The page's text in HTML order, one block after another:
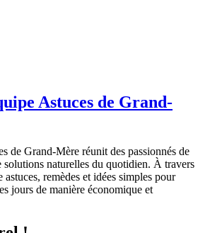
Astuces de Grand-
de Grand-Mère réunit des passionnés de
solutions naturelles du quotidien. À travers
astuces, remèdes et idées simples pour
jours de manière économique et